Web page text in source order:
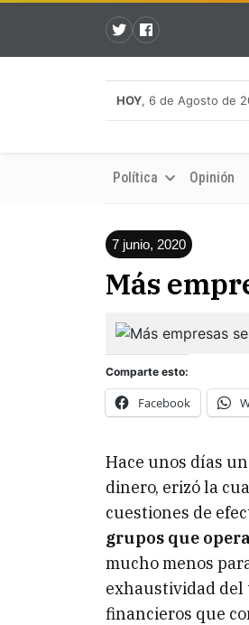
HOY, 6 de Agosto de
Política Opinión
7 junio, 2020
Más
Comparte esto:
Facebook
Hace unos días
dinero, erizó la
cuestiones de
grupos que
mucho menos
exhaustividad del
financieros que